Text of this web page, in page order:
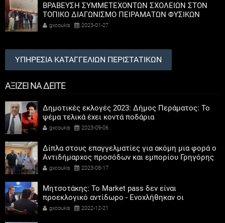
ΒΡΑΒΕΥΣΗ ΣΥΜΜΕΤΕΧΟΝΤΩΝ ΣΧΟΛΕΙΩΝ ΣΤΟΝ
ΤΟΠΙΚΟ ΔΙΑΓΩΝΙΣΜΟ ΠΕΙΡΑΜΑΤΩΝ ΦΥΣΙΚΩΝ
ΕΠΙΣΤΗΜΩΝ
gxcoukis 2023-01-27
ΥΠΗΡΕΣΙΑ ΚΑΤΑΓΓΕΛΙΩΝ ΠΕΡΙΣΤΑΤΙΚΩΝ
ΑΞΙΖΕΙ ΝΑ ΔΕΙΤΕ
Δημοτικές εκλογές 2023: Δήμος Περάματος: Το
ψέμα τελικά έχει κοντά ποδάρια
gxcoukis 2023-09-06
Δίπλα στους επαγγελματίες για ακόμη μια φορά ο
Αντιδήμαρχος προσόδων και εμπορίου Γρηγόρης
Καψοκόλης
gxcoukis 2023-08-17
Μητσοτάκης: Το Market pass δεν είναι
προεκλογικό αντίδωρο - Ενοχλήθηκαν οι
αριστεροί του χαβιαριού
gxcoukis 2022-12-21